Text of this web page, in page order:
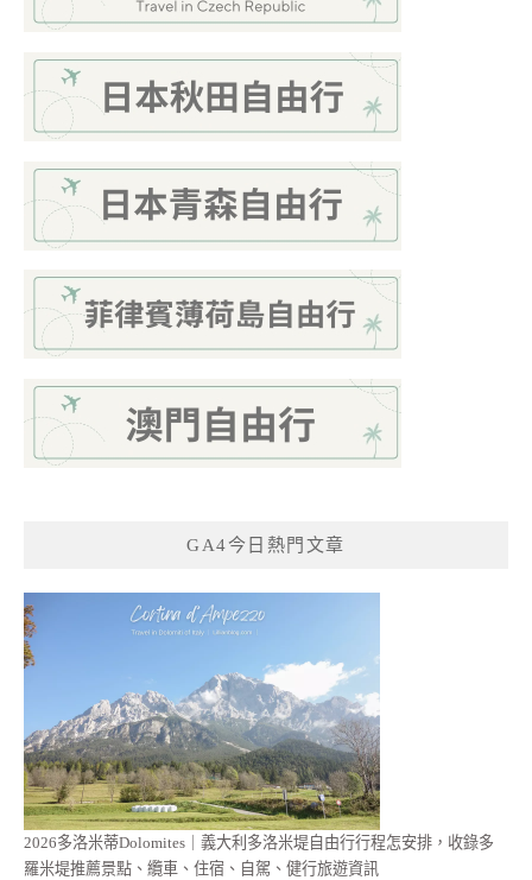
GA4今日熱門文章
2026多洛米蒂Dolomites｜義大利多洛米堤自由行行程怎安排，收錄多
羅米堤推薦景點、纜車、住宿、自駕、健行旅遊資訊